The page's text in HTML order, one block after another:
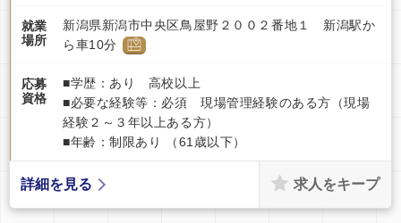
就業
場所
新潟県新潟市中央区鳥屋野２００２番地１ 新潟駅か
ら車10分
応募
資格
■学歴：あり 高校以上
■必要な経験等：必須 現場管理経験のある方（現場
経験２～３年以上ある方）
■年齢：制限あり （61歳以下）
詳細を見る 求人をキープ